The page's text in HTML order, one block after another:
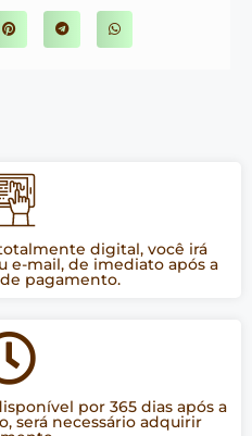
totalmente digital, você irá
e-mail, de imediato após a
pagamento.
por 365 dias após a
será necessário adquirir